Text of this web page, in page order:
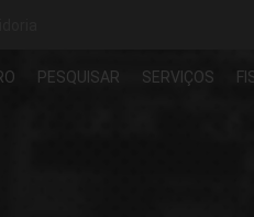
PESQUISAR SERVIÇOS